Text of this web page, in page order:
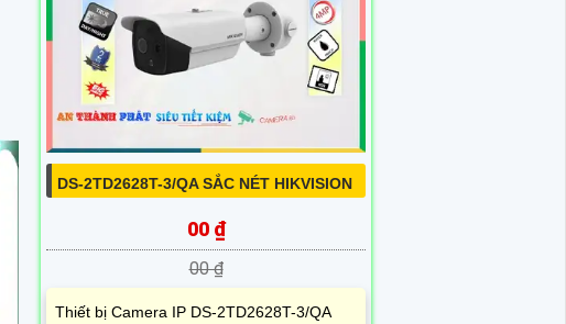
DS-2TD2628T-3/QA SẮC NÉT HIKVISION
00 ₫
00 ₫
Thiết bị Camera IP DS-2TD2628T-3/QA